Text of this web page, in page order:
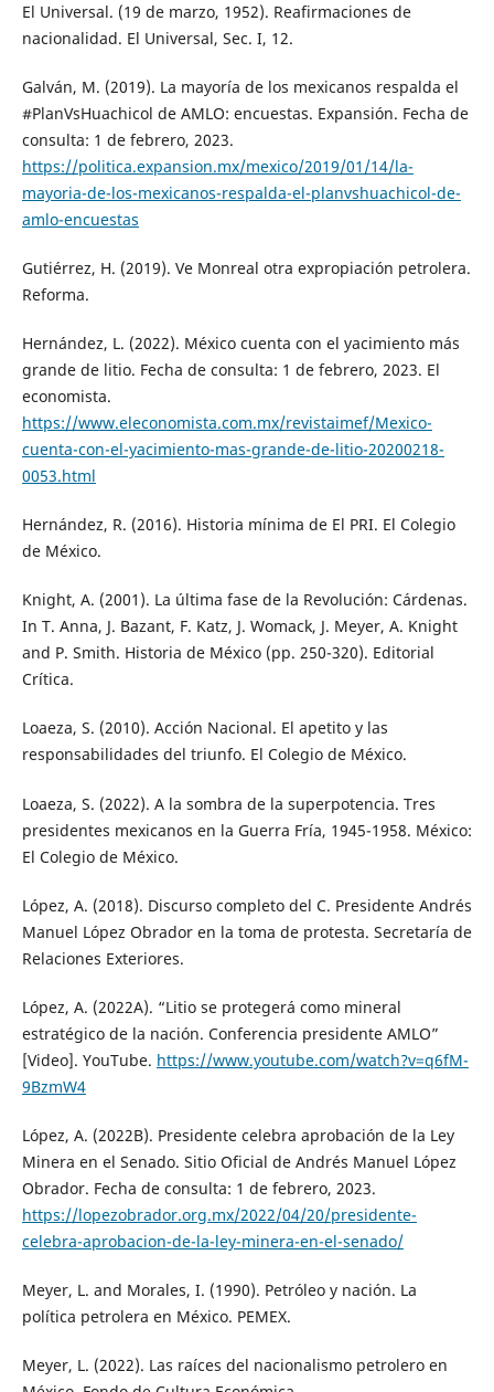
El Universal. (19 de marzo, 1952). Reafirmaciones de
nacionalidad. El Universal, Sec. I, 12.
Galván, M. (2019). La mayoría de los mexicanos respalda el
#PlanVsHuachicol de AMLO: encuestas. Expansión. Fecha de
consulta: 1 de febrero, 2023.
https://politica.expansion.mx/mexico/2019/01/14/la-
mayoria-de-los-mexicanos-respalda-el-planvshuachicol-de-
amlo-encuestas
Gutiérrez, H. (2019). Ve Monreal otra expropiación petrolera.
Reforma.
Hernández, L. (2022). México cuenta con el yacimiento más
grande de litio. Fecha de consulta: 1 de febrero, 2023. El
economista.
https://www.eleconomista.com.mx/revistaimef/Mexico-
cuenta-con-el-yacimiento-mas-grande-de-litio-20200218-
0053.html
Hernández, R. (2016). Historia mínima de El PRI. El Colegio
de México.
Knight, A. (2001). La última fase de la Revolución: Cárdenas.
In T. Anna, J. Bazant, F. Katz, J. Womack, J. Meyer, A. Knight
and P. Smith. Historia de México (pp. 250-320). Editorial
Crítica.
Loaeza, S. (2010). Acción Nacional. El apetito y las
responsabilidades del triunfo. El Colegio de México.
Loaeza, S. (2022). A la sombra de la superpotencia. Tres
presidentes mexicanos en la Guerra Fría, 1945-1958. México:
El Colegio de México.
López, A. (2018). Discurso completo del C. Presidente Andrés
Manuel López Obrador en la toma de protesta. Secretaría de
Relaciones Exteriores.
López, A. (2022A). “Litio se protegerá como mineral
estratégico de la nación. Conferencia presidente AMLO”
[Video]. YouTube. https://www.youtube.com/watch?v=q6fM-
9BzmW4
López, A. (2022B). Presidente celebra aprobación de la Ley
Minera en el Senado. Sitio Oficial de Andrés Manuel López
Obrador. Fecha de consulta: 1 de febrero, 2023.
https://lopezobrador.org.mx/2022/04/20/presidente-
celebra-aprobacion-de-la-ley-minera-en-el-senado/
Meyer, L. and Morales, I. (1990). Petróleo y nación. La
política petrolera en México. PEMEX.
Meyer, L. (2022). Las raíces del nacionalismo petrolero en